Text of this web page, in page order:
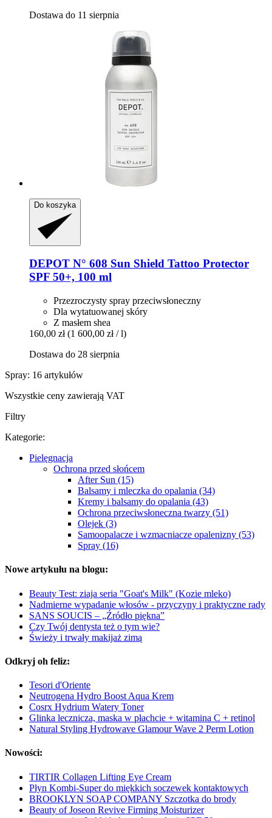
Dostawa do 11 sierpnia
Do koszyka
DEPOT N° 608 Sun Shield Tattoo Protector
SPF 50+, 100 ml
Przezroczysty spray przeciwsłoneczny
Dla wytatuowanej skóry
Z masłem shea
160,00 zł (1 600,00 zł / l)
Dostawa do 28 sierpnia
Spray: 16 artykułów
Wszystkie ceny zawierają VAT
Filtry
Kategorie:
Pielęgnacja
Ochrona przed słońcem
After Sun (15)
Balsamy i mleczka do opalania (34)
Kremy i balsamy do opalania (43)
Ochrona przeciwsłoneczna twarzy (51)
Olejek (3)
Samoopalacze i wzmacniacze opalenizny (53)
Spray (16)
Nowe artykułu na blogu:
Beauty Test: ziaja seria "Goat's Milk" (Kozie mleko)
Nadmierne wypadanie włosów - przyczyny i praktyczne rady
SANS SOUCIS – „Źródło piękna”
Czy Twój dentysta też o tym wie?
Świeży i trwały makijaż zimą
Odkryj oh feliz:
Tesori d'Oriente
Neutrogena Hydro Boost Aqua Krem
Cosrx Hydrium Watery Toner
Glinka lecznicza, maska w płachcie + witamina C + retinol
Natural Styling Hydrowave Glamour Wave 2 Perm Lotion
Nowości:
TIRTIR Collagen Lifting Eye Cream
Płyn Kombi-Super do miękkich soczewek kontaktowych
BROOKLYN SOAP COMPANY Szczotka do brody
Beauty of Joseon Revive Firming Moisturizer